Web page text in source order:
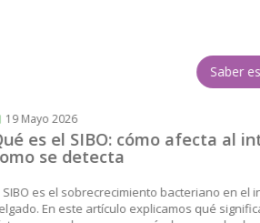
Saber es prevenir
cómo afecta al intestino y
bacteriano en el intestino
explicamos qué significa, qué